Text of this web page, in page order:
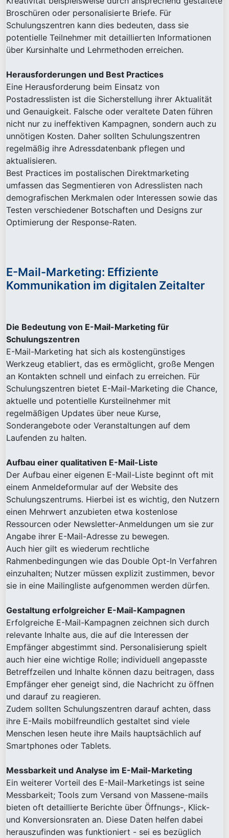
Broschüren oder personalisierte Briefe. Für
Schulungszentren kann dies bedeuten, dass sie
potentielle Teilnehmer mit detaillierten Informationen
über Kursinhalte und Lehrmethoden erreichen.
Herausforderungen und Best Practices
Eine Herausforderung beim Einsatz von
Postadresslisten ist die Sicherstellung ihrer Aktualität
und Genauigkeit. Falsche oder veraltete Daten führen
nicht nur zu ineffektiven Kampagnen, sondern auch zu
unnötigen Kosten. Daher sollten Schulungszentren
regelmäßig ihre Adressdatenbank pflegen und
aktualisieren.
Best Practices im postalischen Direktmarketing
umfassen das Segmentieren von Adresslisten nach
demografischen Merkmalen oder Interessen sowie das
Testen verschiedener Botschaften und Designs zur
Optimierung der Response-Raten.
E-Mail-Marketing: Effiziente
Kommunikation im digitalen Zeitalter
Die Bedeutung von E-Mail-Marketing für
Schulungszentren
E-Mail-Marketing hat sich als kostengünstiges
Werkzeug etabliert, das es ermöglicht, große Mengen
an Kontakten schnell und einfach zu erreichen. Für
Schulungszentren bietet E-Mail-Marketing die Chance,
aktuelle und potentielle Kursteilnehmer mit
regelmäßigen Updates über neue Kurse,
Sonderangebote oder Veranstaltungen auf dem
Laufenden zu halten.
Aufbau einer qualitativen E-Mail-Liste
Der Aufbau einer eigenen E-Mail-Liste beginnt oft mit
einem Anmeldeformular auf der Website des
Schulungszentrums. Hierbei ist es wichtig, den Nutzern
einen Mehrwert anzubieten etwa kostenlose
Ressourcen oder Newsletter-Anmeldungen um sie zur
Angabe ihrer E-Mail-Adresse zu bewegen.
Auch hier gilt es wiederum rechtliche
Rahmenbedingungen wie das Double Opt-In Verfahren
einzuhalten; Nutzer müssen explizit zustimmen, bevor
sie in eine Mailingliste aufgenommen werden dürfen.
Gestaltung erfolgreicher E-Mail-Kampagnen
Erfolgreiche E-Mail-Kampagnen zeichnen sich durch
relevante Inhalte aus, die auf die Interessen der
Empfänger abgestimmt sind. Personalisierung spielt
auch hier eine wichtige Rolle; individuell angepasste
Betreffzeilen und Inhalte können dazu beitragen, dass
Empfänger eher geneigt sind, die Nachricht zu öffnen
und darauf zu reagieren.
Zudem sollten Schulungszentren darauf achten, dass
ihre E-Mails mobilfreundlich gestaltet sind viele
Menschen lesen heute ihre Mails hauptsächlich auf
Smartphones oder Tablets.
Messbarkeit und Analyse im E-Mail-Marketing
Ein weiterer Vorteil des E-Mail-Marketings ist seine
Messbarkeit; Tools zum Versand von Massene-mails
bieten oft detaillierte Berichte über Öffnungs-, Klick-
und Konversionsraten an. Diese Daten helfen dabei
herauszufinden was funktioniert - sei es bezüglich